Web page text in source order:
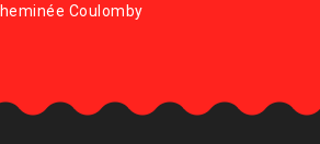
Coulomby